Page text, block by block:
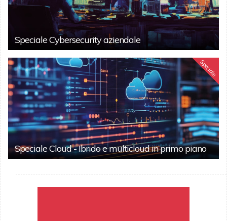
Speciale Cybersecurity aziendale
Speciale
Speciale Cloud - Ibrido e multicloud in primo piano